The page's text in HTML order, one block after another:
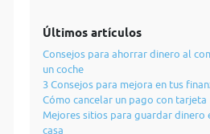
Últimos artículos
Consejos para ahorrar dinero al
un coche
3 Consejos para mejora en tus
Cómo cancelar un pago con tarjeta
Mejores sitios para guardar dinero
casa